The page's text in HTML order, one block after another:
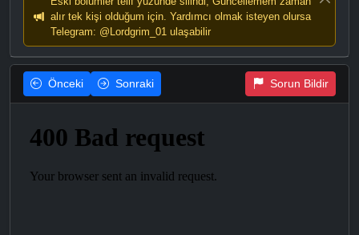
alır tek kişi olduğum için. Yardımcı olmak isteyen olursa
Telegram: @Lordgrim_01 ulaşabilir
Önceki Sonraki Sorun Bildir